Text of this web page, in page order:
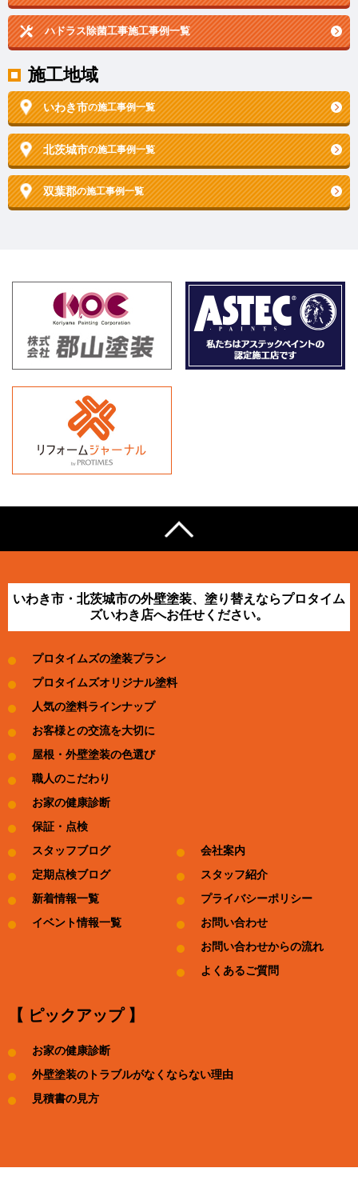
ハドラス除菌工事施工事例一覧
施工地域
いわき市の施工事例一覧
北茨城市の施工事例一覧
双葉郡の施工事例一覧
いわき市・北茨城市の外壁塗装、塗り替えならプロタイム
ズいわき店へお任せください。
プロタイムズの塗装プラン
プロタイムズオリジナル塗料
人気の塗料ラインナップ
お客様との交流を大切に
屋根・外壁塗装の色選び
職人のこだわり
お家の健康診断
保証・点検
スタッフブログ
定期点検ブログ
新着情報一覧
イベント情報一覧
会社案内
スタッフ紹介
プライバシーポリシー
お問い合わせ
お問い合わせからの流れ
よくあるご質問
【 ピックアップ 】
お家の健康診断
外壁塗装のトラブルがなくならない理由
見積書の見方